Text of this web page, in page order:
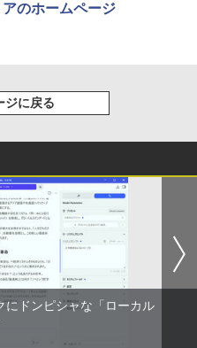
のホームページ
ジに戻る
にドンピシャな「ローカル